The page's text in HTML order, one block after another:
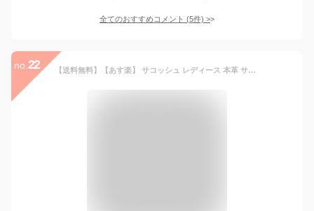
全てのおすすめコメント (5件) >
no. 22 【送料無料】【あす楽】 サコッシュ レディース 本革 サコッシュ バッグ スマホポーチ ショルダーバッグ 姫路レザー コロラド 日本製 GLIDE 斜めがけ ポシェット 2way ミニバッグ マチなし bag 鞄 かばん カバン 大人 人気 贈り物 プレゼント ギフト 楽天 通販